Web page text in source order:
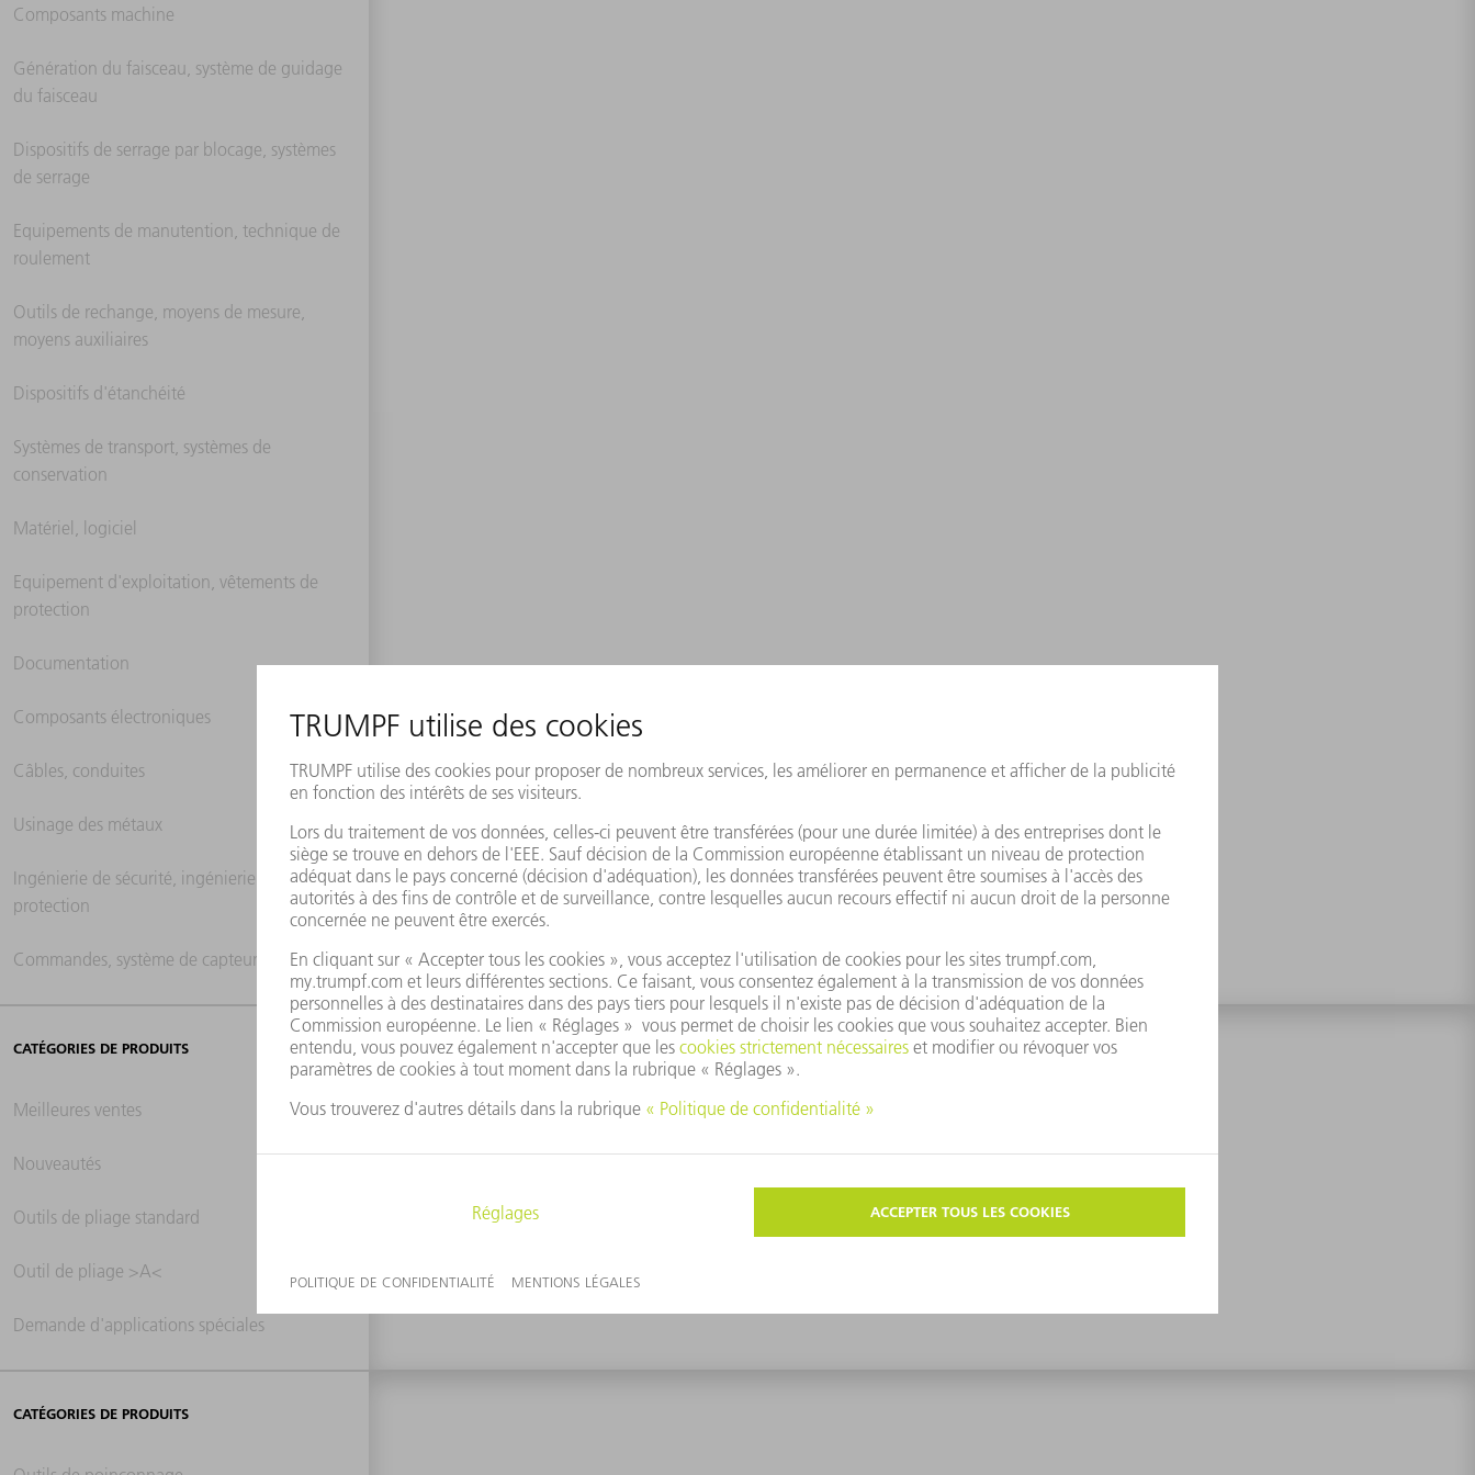
Composants machine
Génération du faisceau, système de guidage
du faisceau
Dispositifs de serrage par blocage, systèmes
de serrage
Equipements de manutention, technique de
roulement
Outils de rechange, moyens de mesure,
moyens auxiliaires
Dispositifs d'étanchéité
Systèmes de transport, systèmes de
conservation
Matériel, logiciel
Equipement d'exploitation, vêtements de
protection
Documentation
Composants électroniques
Câbles, conduites
Usinage des métaux
Ingénierie de sécurité, ingénierie de
protection
Commandes, système de capteurs
CATÉGORIES DE PRODUITS
Meilleures ventes
Nouveautés
Outils de pliage standard
Outil de pliage >A<
Demande d'applications spéciales
0 résultats
CATÉGORIES DE PRODUITS